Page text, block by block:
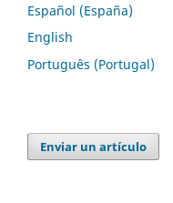
Español (España)
English
Português (Portugal)
Enviar un artículo